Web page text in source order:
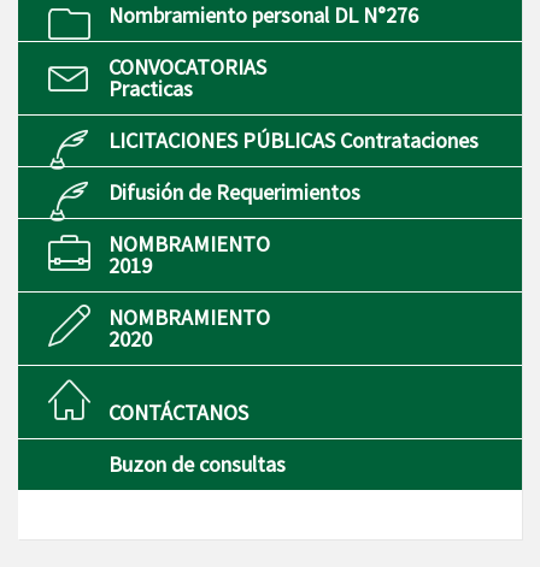
Nombramiento personal DL N°276
CONVOCATORIAS
Practicas
LICITACIONES PÚBLICAS Contrataciones
Difusión de Requerimientos
NOMBRAMIENTO
2019
NOMBRAMIENTO
2020
CONTÁCTANOS
Buzon de consultas